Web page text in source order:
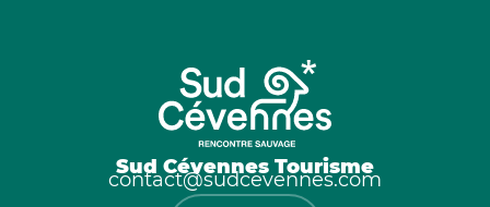
Sud Cévennes Tourisme
contact@sudcevennes.com